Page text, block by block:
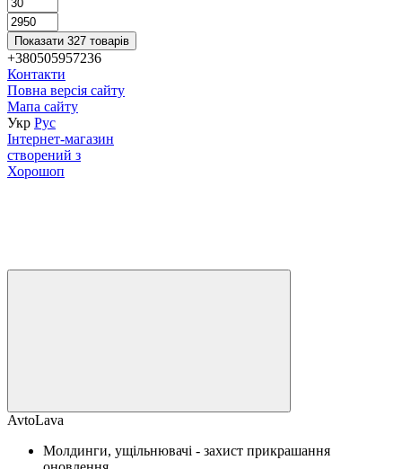
Показати 327 товарів
+380505957236
Контакти
Повна версія сайту
Мапа сайту
Укр Рус
Інтернет-магазин
створений з
Хорошоп
AvtoLava
Молдинги, ущільнювачі - захист прикрашання